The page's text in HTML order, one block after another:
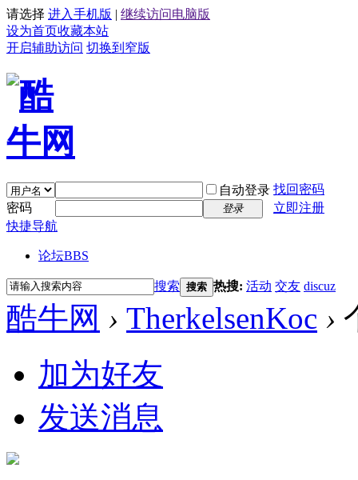
请选择 进入手机版 | 继续访问电脑版
设为首页收藏本站
开启辅助访问 切换到窄版
自动登录 找回密码
密码
登录
立即注册
快捷导航
论坛BBS
搜索 搜索 热搜: 活动 交友 discuz
酷牛网 › TherkelsenKoc ›
加为好友
发送消息